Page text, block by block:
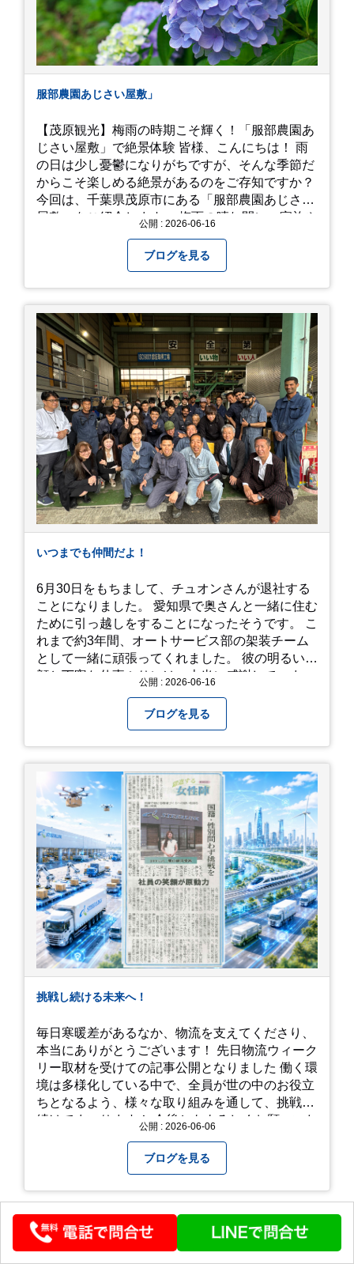
服部農園あじさい屋敷」
【茂原観光】梅雨の時期こそ輝く！「服部農園あ
じさい屋敷」で絶景体験 皆様、こんにちは！ 雨
の日は少し憂鬱になりがちですが、そんな季節だ
からこそ楽しめる絶景があるのをご存知ですか？
今回は、千葉県茂原市にある「服部農園あじさい
屋敷」をご紹介します。 梅雨の晴れ間に、家族や
め尽くす「あじさい」 服部農園あじさい屋敷の魅
力は、なんといってもそのスケール感。約18,000
平方メートルの広大な敷地に、なんと250種類以
上・約20,000株ものアジサイが植えられていま
す。 山肌を埋め尽くすように咲き誇るブルー、ピ
ンク、紫のアジサイは圧巻の一言。 歩道が整備さ
れているので、アジサイの中に囲まれるような感
覚で散策を楽しめます。 写真好きにはたまらない
「フォトジェニック」な景色 あじさい屋敷は、ど
こを切り取っても絵になる場所ばかり。 高い場所
からの眺望: 敷地が高い位置にあるため、あじさ
い越しに広がる茂原の景色を一望できます。 小道
での撮影: アジサイの小道を歩いている後ろ姿
は、とても幻想的で素敵な写真になりますよ。 梅
雨の季節特有の「しっとりと濡れたアジサイ」も
素敵ですし、晴れた日の「キラキラした光を浴び
たアジサイ」も最高です。ぜひカメラを持って出
やすい靴で: 山の斜面を利用した農園ですので、
歩き慣れた靴で行くのが安心です。 雨対策: 雨上
がりは足元が少し滑りやすくなることがありま
す。タオルや雨具を用意しておくと安心ですね。
開花時期のチェック: その年の気候によって見頃
が少し前後します。出かける前に必ず公式情報や
SNSで見頃を確認しましょう！ おわりに 梅雨の
時期を「我慢する期間」から「お出かけを楽しむ
期間」に変えてくれる、そんな素敵な場所です。
いです！
公開 : 2026-06-16
ブログを見る
いつまでも仲間だよ！
6月30日をもちまして、チュオンさんが退社する
ことになりました。 愛知県で奥さんと一緒に住む
ために引っ越しをすることになったそうです。 こ
れまで約3年間、オートサービス部の架装チーム
として一緒に頑張ってくれました。 彼の明るい笑
顔と丁寧な仕事ぶりには、本当に感謝していま
撮影した記念写真を添付します。 チュオンさんの
今後のご活躍と新しいスタートを、みんなで応援
しましょう！ チュオンさん、今まで本当にありが
とうございました！
公開 : 2026-06-16
ブログを見る
挑戦し続ける未来へ！
毎日寒暖差があるなか、物流を支えてくださり、
本当にありがとうございます！ 先日物流ウィーク
リー取材を受けての記事公開となりました 働く環
境は多様化している中で、全員が世の中のお役立
ちとなるよう、様々な取り組みを通して、挑戦を
続けてまいります！ 今後ともよろしくお願いいた公開 : 2026-06-06
ブログを見る